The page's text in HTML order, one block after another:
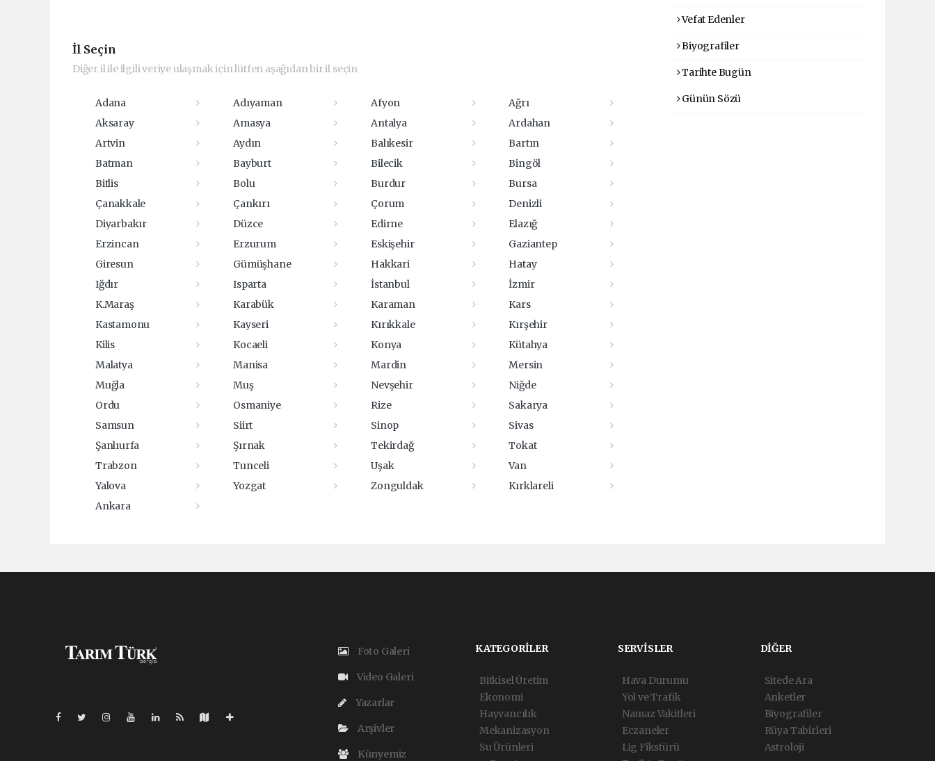
İl Seçin
Diğer il ile ilgili veriye ulaşmak için lütfen aşağıdan bir il seçin
Adana Adıyaman Afyon
Ağrı
Aksaray
Amasya Antalya
Ardahan
Artvin
Aydın Balıkesir
Bartın
Batman
Bayburt Bilecik
Bingöl
Bitlis
Bolu Burdur
Bursa
Çanakkale
Çankırı Çorum
Denizli
Diyarbakır
Düzce Edirne
Elazığ
Erzincan
Erzurum Eskişehir
Gaziantep
Giresun
Gümüşhane Hakkari
Hatay
Iğdır
Isparta İstanbul
İzmir
K.Maraş
Karabük Karaman
Kars
Kastamonu
Kayseri Kırıkkale
Kırşehir
Kilis
Kocaeli Konya
Kütahya
Malatya
Manisa Mardin
Mersin
Muğla
Muş Nevşehir
Niğde
Ordu
Osmaniye Rize
Sakarya
Samsun
Siirt Sinop
Sivas
Şanlıurfa
Şırnak Tekirdağ
Tokat
Trabzon
Tunceli Uşak
Van
Yalova
Yozgat Zonguldak
Kırklareli
Ankara
Vefat Edenler
Biyografiler
Tarihte Bugün
Günün Sözü
Foto Galeri
Video Galeri
Yazarlar
Arşivler
Künyemiz
KATEGORİLER
Bitkisel Üretim
Ekonomi
Hayvancılık
Mekanizasyon
Su Ürünleri
SERVİSLER
Hava Durumu
Yol ve Trafik
Namaz Vakitleri
Eczaneler
Lig Fikstürü
DİĞER
Sitede Ara
Anketler
Biyografiler
Rüya Tabirleri
Astroloji